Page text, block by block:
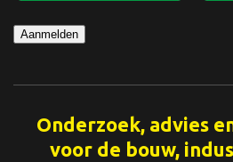
Aanmelden
Onderzoek, advies
voor de bouw,